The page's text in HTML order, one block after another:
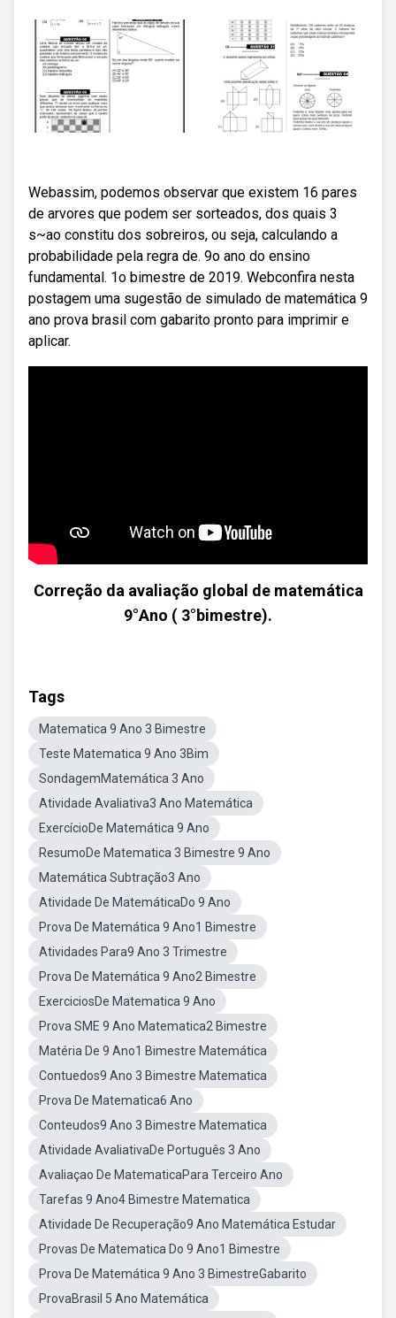
Webassim, podemos observar que existem 16 pares
de arvores que podem ser sorteados, dos quais 3
s~ao constitu dos sobreiros, ou seja, calculando a
probabilidade pela regra de. 9o ano do ensino
fundamental. 1o bimestre de 2019. Webconfira nesta
postagem uma sugestão de simulado de matemática 9
ano prova brasil com gabarito pronto para imprimir e
aplicar.
Correção da avaliação global de matemática
9°Ano ( 3°bimestre).
Tags
Matematica 9 Ano 3 Bimestre
Teste Matematica 9 Ano 3Bim
SondagemMatemática 3 Ano
Atividade Avaliativa3 Ano Matemática
ExercícioDe Matemática 9 Ano
ResumoDe Matematica 3 Bimestre 9 Ano
Matemática Subtração3 Ano
Atividade De MatemáticaDo 9 Ano
Prova De Matemática 9 Ano1 Bimestre
Atividades Para9 Ano 3 Trimestre
Prova De Matemática 9 Ano2 Bimestre
ExerciciosDe Matematica 9 Ano
Prova SME 9 Ano Matematica2 Bimestre
Matéria De 9 Ano1 Bimestre Matemática
Contuedos9 Ano 3 Bimestre Matematica
Prova De Matematica6 Ano
Conteudos9 Ano 3 Bimestre Matematica
Atividade AvaliativaDe Português 3 Ano
Avaliaçao De MatematicaPara Terceiro Ano
Tarefas 9 Ano4 Bimestre Matematica
Atividade De Recuperação9 Ano Matemática Estudar
Provas De Matematica Do 9 Ano1 Bimestre
Prova De Matemática 9 Ano 3 BimestreGabarito
ProvaBrasil 5 Ano Matemática